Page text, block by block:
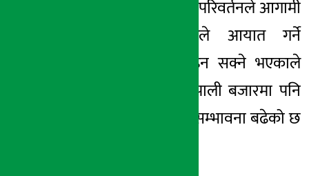
भारतमा भएको मूल्य परिवर्तनले आगामी
मूल्यसूचीमा नेपालले आयात गर्ने
ग्यासको लागत बढ्न सक्ने भएकाले
स्वचालित रूपमा नेपाली बजारमा पनि
मूल्य समायोजनको सम्भावना बढेको छ